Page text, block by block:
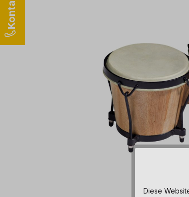
Diese